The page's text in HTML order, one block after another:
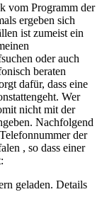
vom Programm der
ergeben sich
ist zumeist ein
oder auch
beraten
dafür, dass eine
Wer
nicht mit der
Nachfolgend
der
, so dass einer
geladen. Details